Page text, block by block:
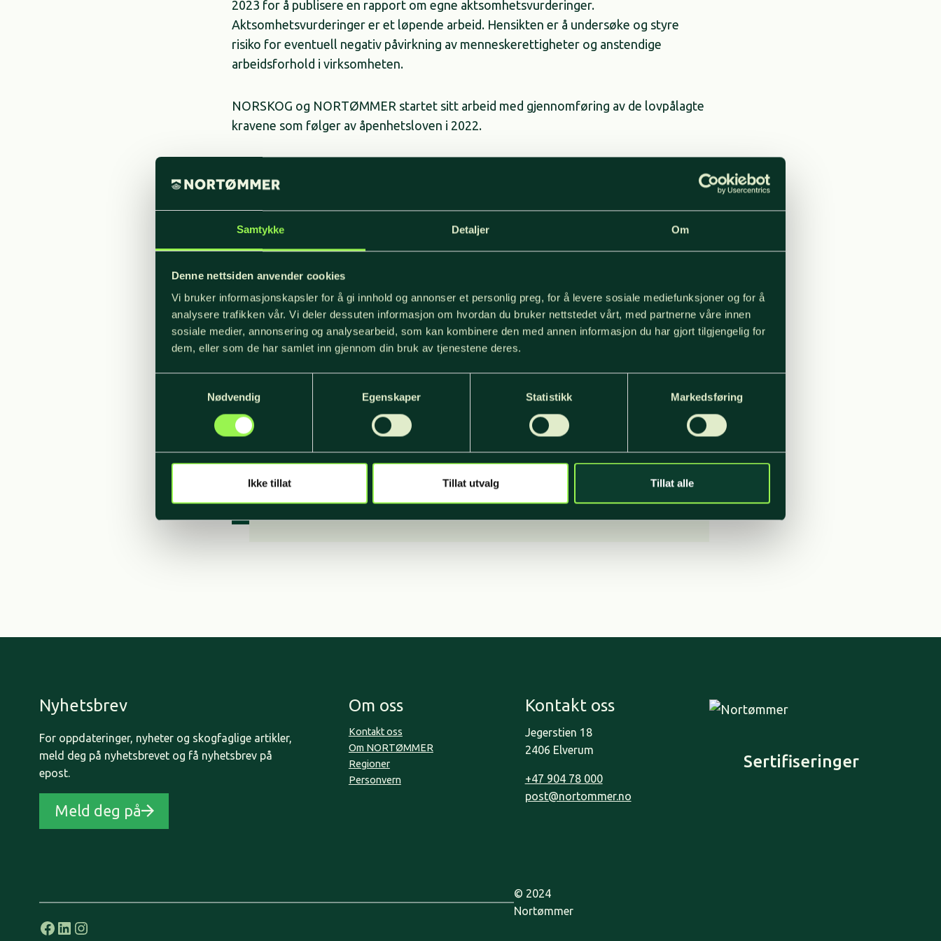
Samtykke Detaljer Om
Denne nettsiden anvender cookies
Vi bruker informasjonskapsler for å gi innhold og annonser et personlig preg, for å levere sosiale mediefunksjoner og for å
analysere trafikken vår. Vi deler dessuten informasjon om hvordan du bruker nettstedet vårt, med partnerne våre innen
sosiale medier, annonsering og analysearbeid, som kan kombinere den med annen informasjon du har gjort tilgjengelig for
dem, eller som de har samlet inn gjennom din bruk av tjenestene deres.
Nødvendig
Egenskaper Statistikk Markedsføring
Ikke tillat Tillat utvalg Tillat alle
2023 for å publisere en rapport om egne aktsomhetsvurderinger.
Aktsomhetsvurderinger er et løpende arbeid. Hensikten er å undersøke og styre
risiko for eventuell negativ påvirkning av menneskerettigheter og anstendige
arbeidsforhold i virksomheten.
NORSKOG og NORTØMMER startet sitt arbeid med gjennomføring av de lovpålagte
kravene som følger av åpenhetsloven i 2022.
etiske retningslinjer, som ble oppdatert i 2023. Flere møter med ledergruppen i
arbeidsdokument hvor vi har gjennomgått bedriftens områder og utpenslet våre
risikoområder, sa Arne Rørå, administrerende direktør i NORSKOG, når den første
Aktsomhetsrapporter:
Aktsomhetsrapport NORSKOG og NORTØMMER 2023
Aktsomhetsrapport NORSKOG og NORTØMMER 2024
Aktsomhetsrapport NORSKOG og NORTØMMER 2025
Aktsomhetsrapport NORSKOG og NORTØMMER 2026
Nyhetsbrev
For oppdateringer, nyheter og skogfaglige artikler,
meld deg på nyhetsbrevet og få nyhetsbrev på
epost.
Meld deg på
Om oss
Kontakt oss
Om NORTØMMER
Regioner
Personvern
Kontakt oss
Jegerstien 18
2406 Elverum
+47 904 78 000
post@nortommer.no
Sertifiseringer
© 2024
Nortømmer
Facebook
LinkedIn
Instagram